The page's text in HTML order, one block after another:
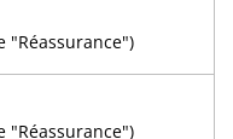
"Réassurance")
"Réassurance")